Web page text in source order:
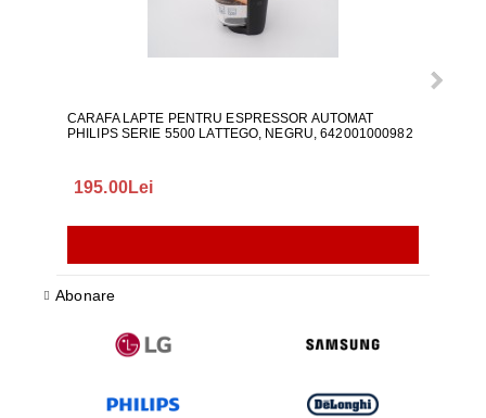
CARAFA LAPTE PENTRU ESPRESSOR AUTOMAT
PHILIPS SERIE 5500 LATTEGO, NEGRU, 642001000982
195.00Lei
Abonare